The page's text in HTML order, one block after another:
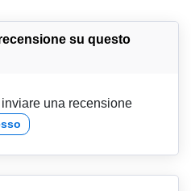
su questo
una recensione